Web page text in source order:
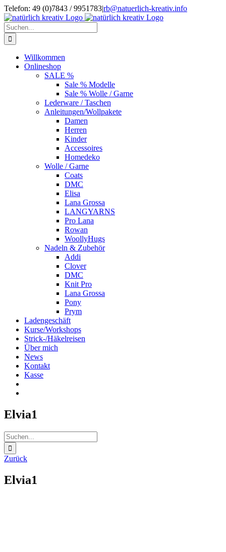
Zum
Inhalt
springen
Telefon: 49 (0)7843 / 9951783|rb@natuerlich-kreativ.info
Suche
nach:
Willkommen
Onlineshop
SALE %
Sale % Modelle
Sale % Wolle / Garne
Lederware / Taschen
Anleitungen/Wollpakete
Damen
Herren
Kinder
Accessoires
Homedeko
Wolle / Garne
Coats
DMC
Elisa
Lana Grossa
LANGYARNS
Pro Lana
Rowan
WoollyHugs
Nadeln & Zubehör
Addi
Clover
DMC
Knit Pro
Lana Grossa
Pony
Prym
Ladengeschäft
Kurse/Workshops
Strick-/Häkelreisen
Über mich
News
Kontakt
Kasse
Elvia1
Suche
nach:
Zurück
Elvia1